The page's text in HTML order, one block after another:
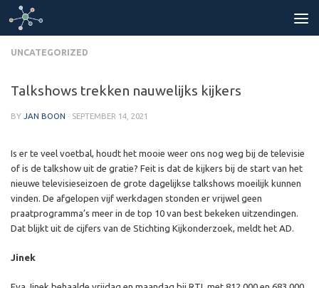
Skip to content
UNCATEGORIZED
Talkshows trekken nauwelijks kijkers
BY JAN BOON · SEPTEMBER 14, 2021
Is er te veel voetbal, houdt het mooie weer ons nog weg bij de televisie
of is de talkshow uit de gratie? Feit is dat de kijkers bij de start van het
nieuwe televisieseizoen de grote dagelijkse talkshows moeilijk kunnen
vinden. De afgelopen vijf werkdagen stonden er vrijwel geen
praatprogramma’s meer in de top 10 van best bekeken uitzendingen.
Dat blijkt uit de cijfers van de Stichting Kijkonderzoek, meldt het AD.
Jinek